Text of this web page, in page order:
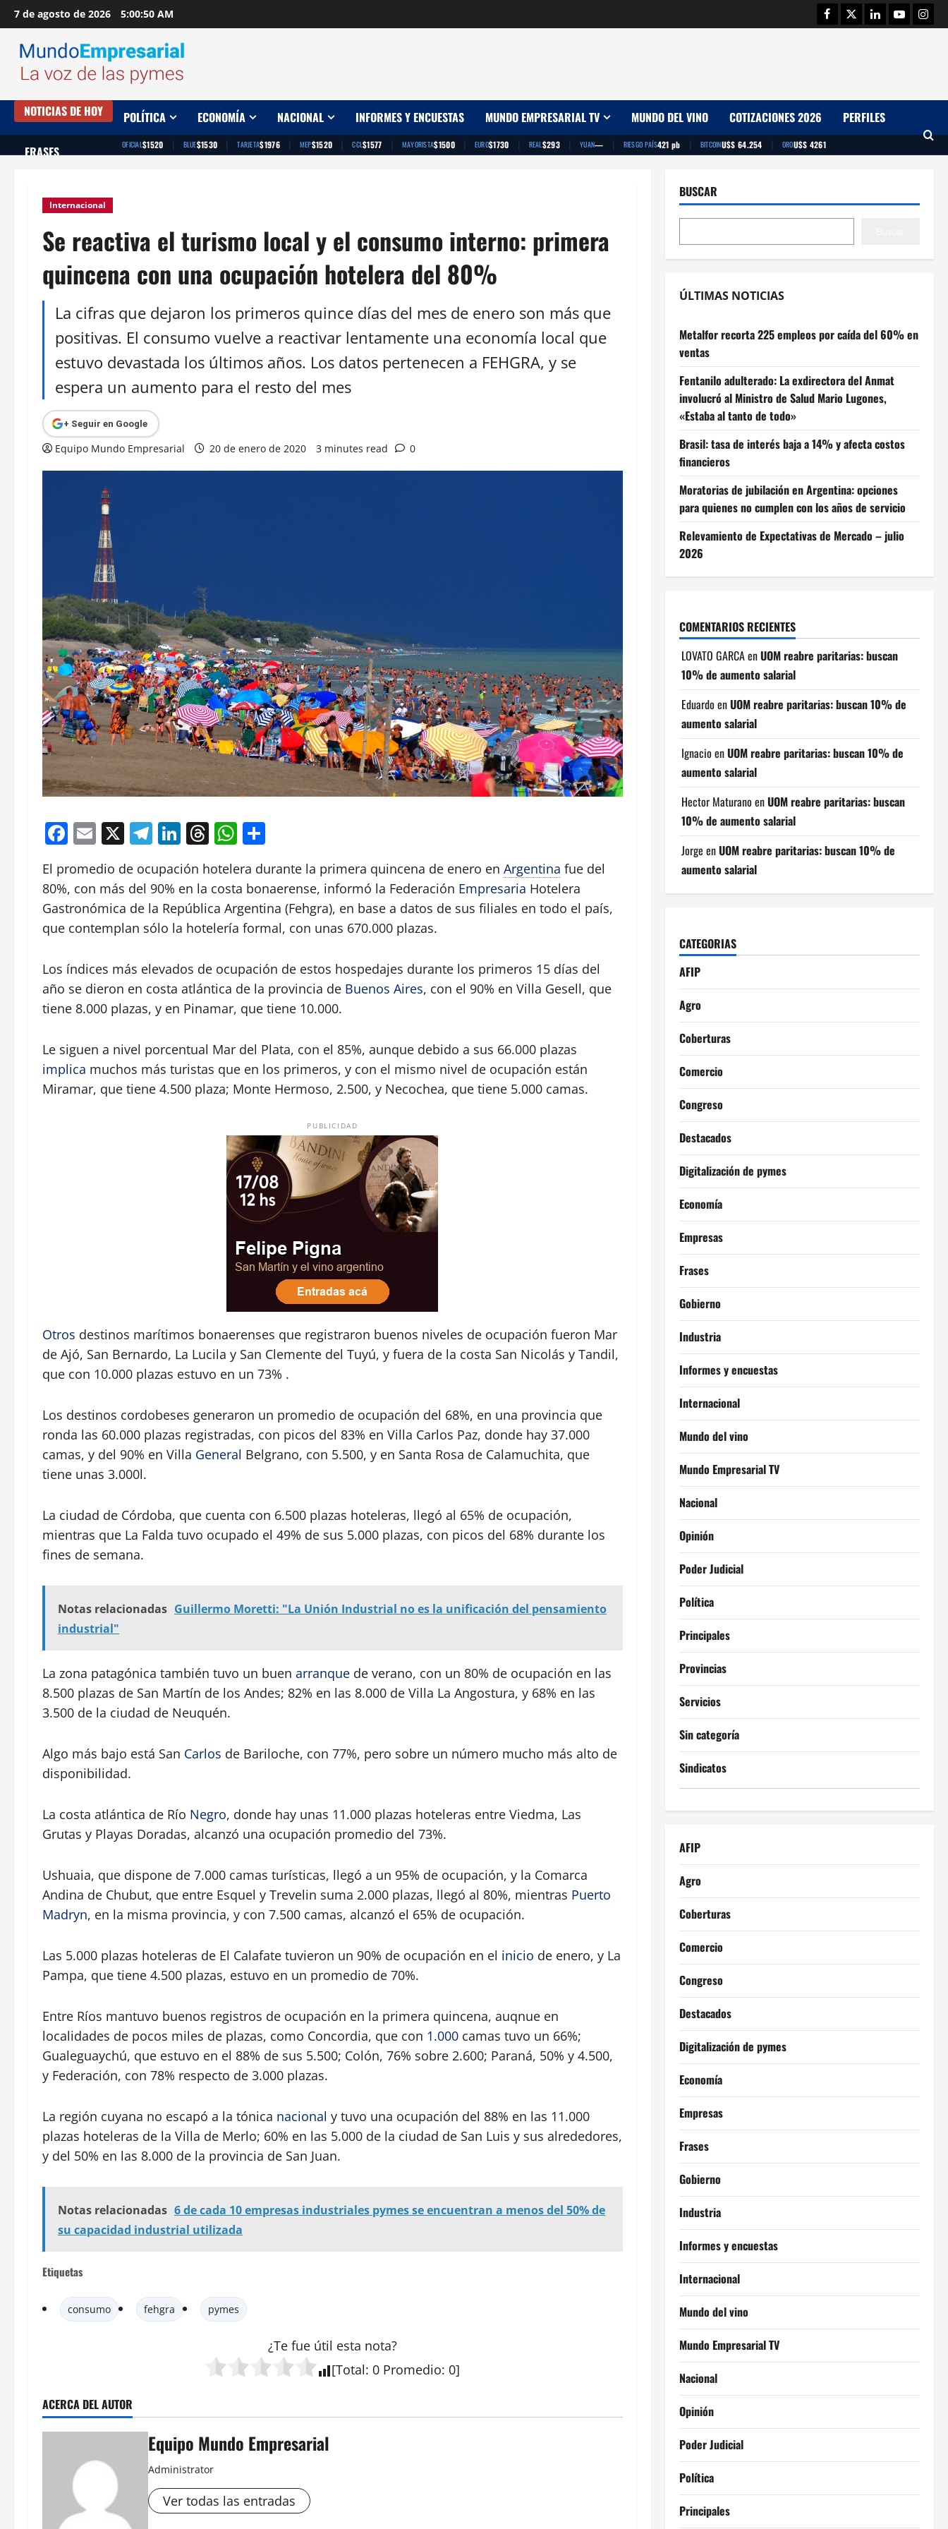
Saltar
al
contenido
7 de agosto de 2026 5:00:51 AM Facebook
TwitterLinkedinYoutube
NOTICIAS DE HOY POLÍTICA ECONOMÍA NACIONAL INFORMES Y ENCUESTAS MUNDO EMPRESARIAL TV MUNDO DEL VINO COTIZACIONES 2026 PERFILES
FRASES OFICIAL$1520 | BLUE$1530 | TARJETA$1976 | MEP$1520 | CCL$1577 | MAYORISTA$1500 | EURO$1730 | REAL$293 | YUAN— | RIESGO PAÍS421 pb | BITCOINU$S 64.254 | OROU$S 4261
Internacional
Se reactiva el turismo local y el consumo interno: primera
quincena con una ocupación hotelera del 80%
La cifras que dejaron los primeros quince días del mes de enero son más que
positivas. El consumo vuelve a reactivar lentamente una economía local que
estuvo devastada los últimos años. Los datos pertenecen a FEHGRA, y se
espera un aumento para el resto del mes
+ Seguir en Google
Equipo Mundo Empresarial 20 de enero de 2020 3 minutes read 0
Facebook
Email
X Telegram
LinkedIn
Threads
WhatsApp
El promedio de ocupación hotelera durante la primera quincena de enero en Argentina fue del
80%, con más del 90% en la costa bonaerense, informó la Federación Empresaria Hotelera
Gastronómica de la República Argentina (Fehgra), en base a datos de sus filiales en todo el país,
que contemplan sólo la hotelería formal, con unas 670.000 plazas.
Los índices más elevados de ocupación de estos hospedajes durante los primeros 15 días del
año se dieron en costa atlántica de la provincia de Buenos Aires, con el 90% en Villa Gesell, que
tiene 8.000 plazas, y en Pinamar, que tiene 10.000.
Le siguen a nivel porcentual Mar del Plata, con el 85%, aunque debido a sus 66.000 plazas
implica muchos más turistas que en los primeros, y con el mismo nivel de ocupación están
Miramar, que tiene 4.500 plaza; Monte Hermoso, 2.500, y Necochea, que tiene 5.000 camas.
PUBLICIDAD
Otros destinos marítimos bonaerenses que registraron buenos niveles de ocupación fueron Mar
de Ajó, San Bernardo, La Lucila y San Clemente del Tuyú, y fuera de la costa San Nicolás y Tandil,
que con 10.000 plazas estuvo en un 73% .
Los destinos cordobeses generaron un promedio de ocupación del 68%, en una provincia que
ronda las 60.000 plazas registradas, con picos del 83% en Villa Carlos Paz, donde hay 37.000
camas, y del 90% en Villa General Belgrano, con 5.500, y en Santa Rosa de Calamuchita, que
tiene unas 3.000l.
La ciudad de Córdoba, que cuenta con 6.500 plazas hoteleras, llegó al 65% de ocupación,
mientras que La Falda tuvo ocupado el 49% de sus 5.000 plazas, con picos del 68% durante los
fines de semana.
Notas relacionadas Guillermo Moretti: "La Unión Industrial no es la unificación del pensamiento
industrial"
La zona patagónica también tuvo un buen arranque de verano, con un 80% de ocupación en las
8.500 plazas de San Martín de los Andes; 82% en las 8.000 de Villa La Angostura, y 68% en las
3.500 de la ciudad de Neuquén.
Algo más bajo está San Carlos de Bariloche, con 77%, pero sobre un número mucho más alto de
disponibilidad.
La costa atlántica de Río Negro, donde hay unas 11.000 plazas hoteleras entre Viedma, Las
Grutas y Playas Doradas, alcanzó una ocupación promedio del 73%.
Ushuaia, que dispone de 7.000 camas turísticas, llegó a un 95% de ocupación, y la Comarca
Andina de Chubut, que entre Esquel y Trevelin suma 2.000 plazas, llegó al 80%, mientras Puerto
Madryn, en la misma provincia, y con 7.500 camas, alcanzó el 65% de ocupación.
Las 5.000 plazas hoteleras de El Calafate tuvieron un 90% de ocupación en el inicio de enero, y La
Pampa, que tiene 4.500 plazas, estuvo en un promedio de 70%.
Entre Ríos mantuvo buenos registros de ocupación en la primera quincena, auqnue en
localidades de pocos miles de plazas, como Concordia, que con 1.000 camas tuvo un 66%;
Gualeguaychú, que estuvo en el 88% de sus 5.500; Colón, 76% sobre 2.600; Paraná, 50% y 4.500,
y Federación, con 78% respecto de 3.000 plazas.
La región cuyana no escapó a la tónica nacional y tuvo una ocupación del 88% en las 11.000
plazas hoteleras de la Villa de Merlo; 60% en las 5.000 de la ciudad de San Luis y sus alrededores,
y del 50% en las 8.000 de la provincia de San Juan.
Notas relacionadas 6 de cada 10 empresas industriales pymes se encuentran a menos del 50% de
su capacidad industrial utilizada
Etiquetas
consumo fehgra pymes
¿Te fue útil esta nota?
[Total: 0 Promedio: 0]
ACERCA DEL AUTOR
Equipo Mundo Empresarial
Administrator
Ver todas las entradas
BUSCAR
ÚLTIMAS NOTICIAS
Metalfor recorta 225 empleos por caída del 60% en
ventas
Fentanilo adulterado: La exdirectora del Anmat
involucró al Ministro de Salud Mario Lugones,
«Estaba al tanto de todo»
Brasil: tasa de interés baja a 14% y afecta costos
financieros
Moratorias de jubilación en Argentina: opciones
para quienes no cumplen con los años de servicio
Relevamiento de Expectativas de Mercado – julio
2026
COMENTARIOS RECIENTES
LOVATO GARCAenUOM reabre paritarias: buscan
10% de aumento salarial
Eduardo enUOM reabre paritarias: buscan 10% de
aumento salarial
Ignacio enUOM reabre paritarias: buscan 10% de
aumento salarial
Hector Maturano enUOM reabre paritarias: buscan
10% de aumento salarial
Jorge enUOM reabre paritarias: buscan 10% de
aumento salarial
CATEGORIAS
AFIP
Agro
Coberturas
Comercio
Congreso
Destacados
Digitalización de pymes
Economía
Empresas
Frases
Gobierno
Industria
Informes y encuestas
Internacional
Mundo del vino
Mundo Empresarial TV
Nacional
Opinión
Poder Judicial
Política
Principales
Provincias
Servicios
Sin categoría
Sindicatos
AFIP
Agro
Coberturas
Comercio
Congreso
Destacados
Digitalización de pymes
Economía
Empresas
Frases
Gobierno
Industria
Informes y encuestas
Internacional
Mundo del vino
Mundo Empresarial TV
Nacional
Opinión
Poder Judicial
Política
Principales